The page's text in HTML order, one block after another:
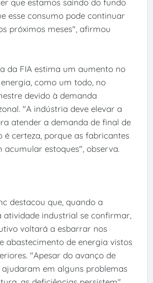
que estamos saindo do fundo
esse consumo pode continuar
próximos meses", afirmou
da FIA estima um aumento no
como um todo, no
devido à demanda
"A indústria deve elevar a
atender a demanda de final de
é certeza, porque as fabricantes
acumular estoques", observa.
destacou que, quando a
atividade industrial se confirmar,
voltará a esbarrar nos
abastecimento de energia vistos
"Apesar do avanço de
em alguns problemas